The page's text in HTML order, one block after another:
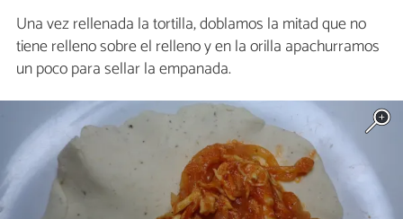
Una vez rellenada la tortilla, doblamos la mitad que no
tiene relleno sobre el relleno y en la orilla apachurramos
un poco para sellar la empanada.